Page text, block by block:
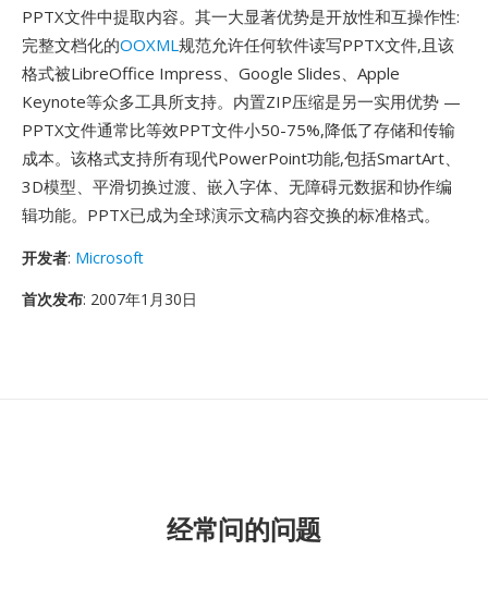
PPTX文件中提取内容。其一大显著优势是开放性和互操作性:
完整文档化的OOXML规范允许任何软件读写PPTX文件,且该
格式被LibreOffice Impress、Google Slides、Apple
Keynote等众多工具所支持。内置ZIP压缩是另一实用优势 —
PPTX文件通常比等效PPT文件小50-75%,降低了存储和传输
成本。该格式支持所有现代PowerPoint功能,包括SmartArt、
3D模型、平滑切换过渡、嵌入字体、无障碍元数据和协作编
辑功能。PPTX已成为全球演示文稿内容交换的标准格式。
开发者: Microsoft
首次发布: 2007年1月30日
经常问的问题